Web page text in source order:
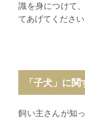
識を身につけて
てあげてください
「子犬」に
飼い主さんが知